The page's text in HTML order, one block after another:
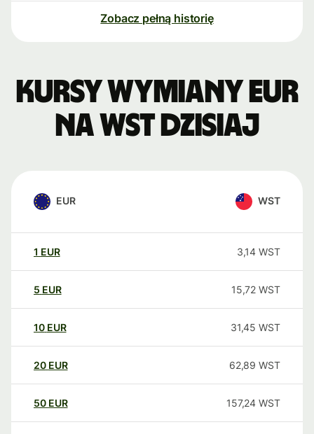
Zobacz pełną historię
Kursy wymiany EUR
na WST dzisiaj
EUR WST
1 EUR 3,14 WST
5 EUR 15,72 WST
10 EUR 31,45 WST
20 EUR 62,89 WST
50 EUR 157,24 WST